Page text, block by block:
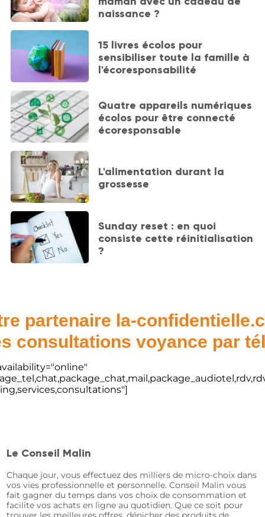
naissance ?
15 livres écolos pour
sensibiliser toute la famille à
l'écoresponsabilité
Quatre appareils numériques
écolos pour être connecté
écoresponsable
L'alimentation durant la
grossesse
Sunday reset : en quoi
consiste cette réinitialisation
?
partenaire la-
consultations voyance par
Le Conseil Malin
Chaque jour, vous effectuez des milliers de micro-choix dans
vos vies professionnelle et personnelle. Conseil Malin vous
fait gagner du temps dans vos choix de consommation et
facilite vos achats en ligne au quotidien. Que ce soit pour